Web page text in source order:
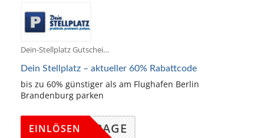
Dein-Stellplatz Gutscheine
Dein Stellplatz – aktueller 60% Rabattcode
bis zu 60% günstiger als am Flughafen Berlin
Brandenburg parken
DINGPAGE
EINLÖSEN